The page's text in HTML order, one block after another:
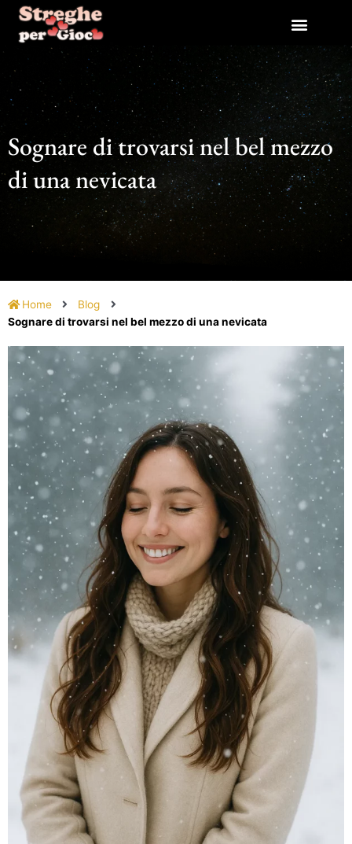
contenuto
Sognare di trovarsi nel bel mezzo
di una nevicata
Home
Blog
Sognare di trovarsi nel bel mezzo di una nevicata